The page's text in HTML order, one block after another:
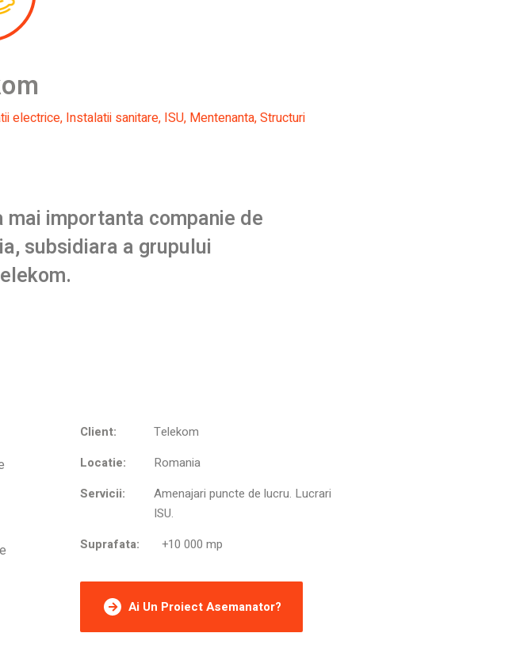
electrice, Instalatii sanitare, ISU, Mentenanta,Structuri
importanta companie de
subsidiara a grupului
Client:
Telekom
Locatie:
Romania
Servicii:
Amenajari puncte de lucru. Lucrari
ISU.
Suprafata:
+10 000 mp
Ai Un Proiect Asemanator?